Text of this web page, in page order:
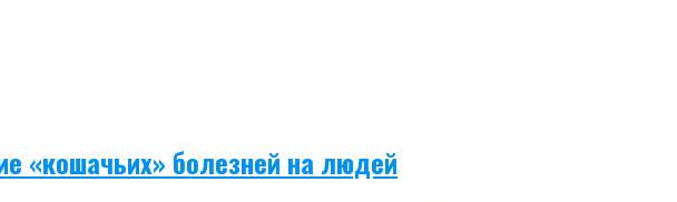
«кошачьих» болезней на людей